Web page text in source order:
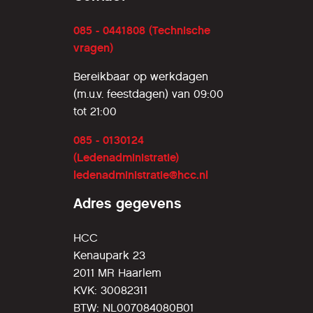
085 - 0441808 (Technische
vragen)
Bereikbaar op werkdagen
(m.u.v. feestdagen) van 09:00
tot 21:00
085 - 0130124
(Ledenadministratie)
ledenadministratie@hcc.nl
Adres gegevens
HCC
Kenaupark 23
2011 MR Haarlem
KVK: 30082311
BTW: NL007084080B01